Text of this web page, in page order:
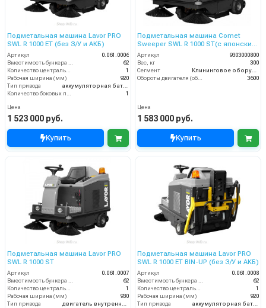
Подметальная машина Lavor PRO
SWL R 1000 ET (без З/У и АКБ)
Артикул
0.061.0006
Вместимость бункера (л)
62
Количество центральных мусоросборных валиков (шт)
1
Рабочая ширина (мм)
920
Тип привода
аккумуляторная батарея
Количество боковых подметальных щёток (шт)
1
Цена
1 523 000 руб.
Купить
Подметальная машина Comet
Sweeper SWL R 1000 ST(с японским
двигателем Honda)
Артикул
9303000800
Вес, кг
300
Сегмент
Клининговое оборудование
Обороты двигателя (об/мин)
3600
Цена
1 583 000 руб.
Купить
Подметальная машина Lavor PRO
SWL R 1000 ST
Артикул
0.061.0007
Вместимость бункера (л)
62
Количество центральных мусоросборных валиков (шт)
1
Рабочая ширина (мм)
930
Тип привода
двигатель внутреннего сгорания
Подметальная машина Lavor PRO
SWL R 1000 ET BIN-UP (без З/У и АКБ)
Артикул
0.061.0008
Вместимость бункера (л)
62
Количество центральных мусоросборных валиков (шт)
1
Рабочая ширина (мм)
920
Тип привода
аккумуляторная батарея